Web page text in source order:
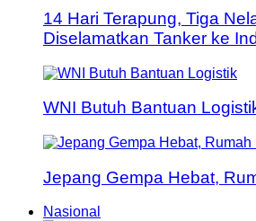
14 Hari Terapung, Tiga
Diselamatkan Tanker ke
WNI Butuh Bantuan
Jepang Gempa Hebat,
Nasional